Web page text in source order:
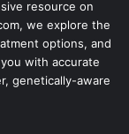
resource on
we explore the
options, and
with accurate
genetically-aware